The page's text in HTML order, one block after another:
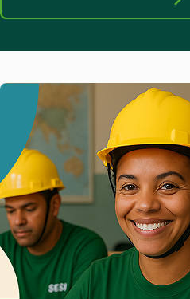
básica
ensinos Fundamental e Médio.